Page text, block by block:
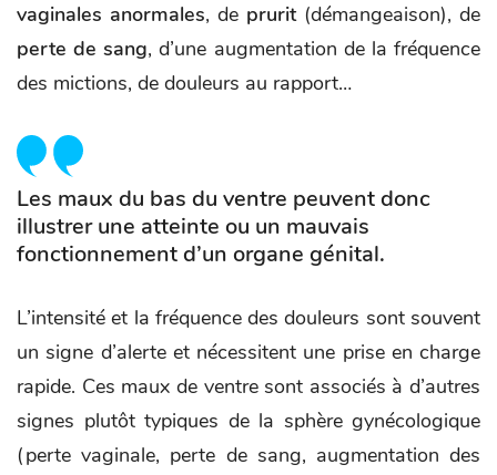
vaginales anormales, de prurit(démangeaison), de
perte de sang, d’une augmentation de la fréquence
des mictions, de douleurs au rapport…
Les maux du bas du ventre peuvent donc
illustrer une atteinte ou un mauvais
fonctionnement d’un organe génital.
L’intensité et la fréquence des douleurs sont souvent
un signe d’alerte et nécessitent une prise en charge
rapide. Ces maux de ventre sont associés à d’autres
signes plutôt typiques de la sphère gynécologique
(perte vaginale, perte de sang, augmentation des